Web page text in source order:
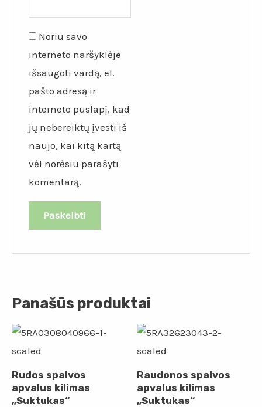
Noriu savo
interneto naršyklėje
išsaugoti vardą, el.
pašto adresą ir
interneto puslapį, kad
jų nebereiktų įvesti iš
naujo, kai kitą kartą
vėl norėsiu parašyti
komentarą.
Panašūs produktai
Rudos spalvos
apvalus kilimas
„Suktukas“
Raudonos spalvos
apvalus kilimas
„Suktukas“